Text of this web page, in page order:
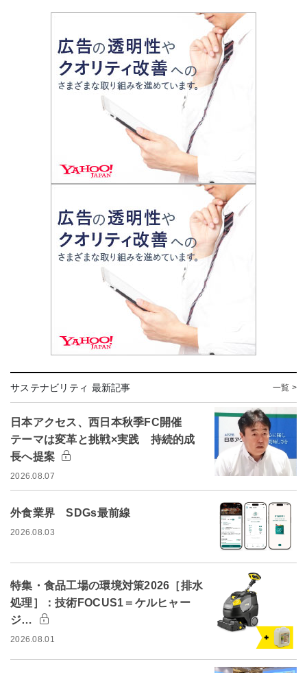
サステナビリティ 最新記事 一覧 >
日本アクセス、西日本秋季FC開催
テーマは変革と挑戦×実践 持続的成
長へ提案
2026.08.07
外食業界 SDGs最前線
2026.08.03
特集・食品工場の環境対策2026［排水
処理］：技術FOCUS1＝ケルヒャー
ジ…
2026.08.01